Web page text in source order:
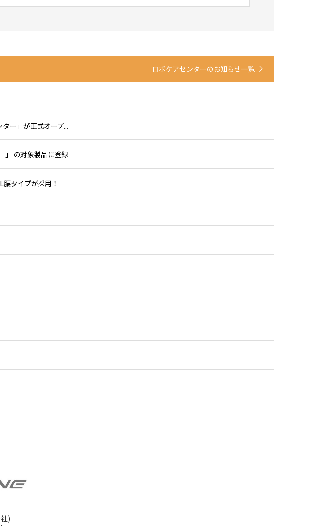
ロボケアセンターのお知らせ一覧
ー」が正式オープ...
」 の対象製品に登録
タイプが採用！
)